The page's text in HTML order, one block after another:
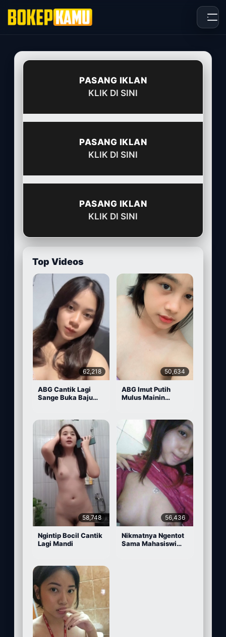
PASANG IKLAN
KLIK DI SINI
PASANG IKLAN
KLIK DI SINI
PASANG IKLAN
KLIK DI SINI
Top Videos
62,218
ABG Cantik Lagi
Sange Buka Baju
50,634
ABG Imut Putih
Mulus Mainin
58,748
Ngintip Bocil Cantik
Lagi Mandi
56,436
Nikmatnya Ngentot
Sama Mahasiswi